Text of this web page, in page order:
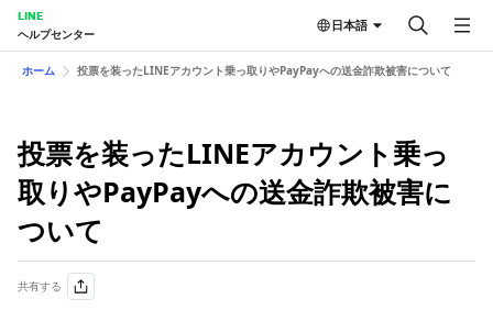
LINE
ヘルプセンター
日本語
ホーム 投票を装ったLINEアカウント乗っ取りやPayPayへの送金詐欺被害について
投票を装ったLINEアカウント乗っ
取りやPayPayへの送金詐欺被害に
ついて
共有する